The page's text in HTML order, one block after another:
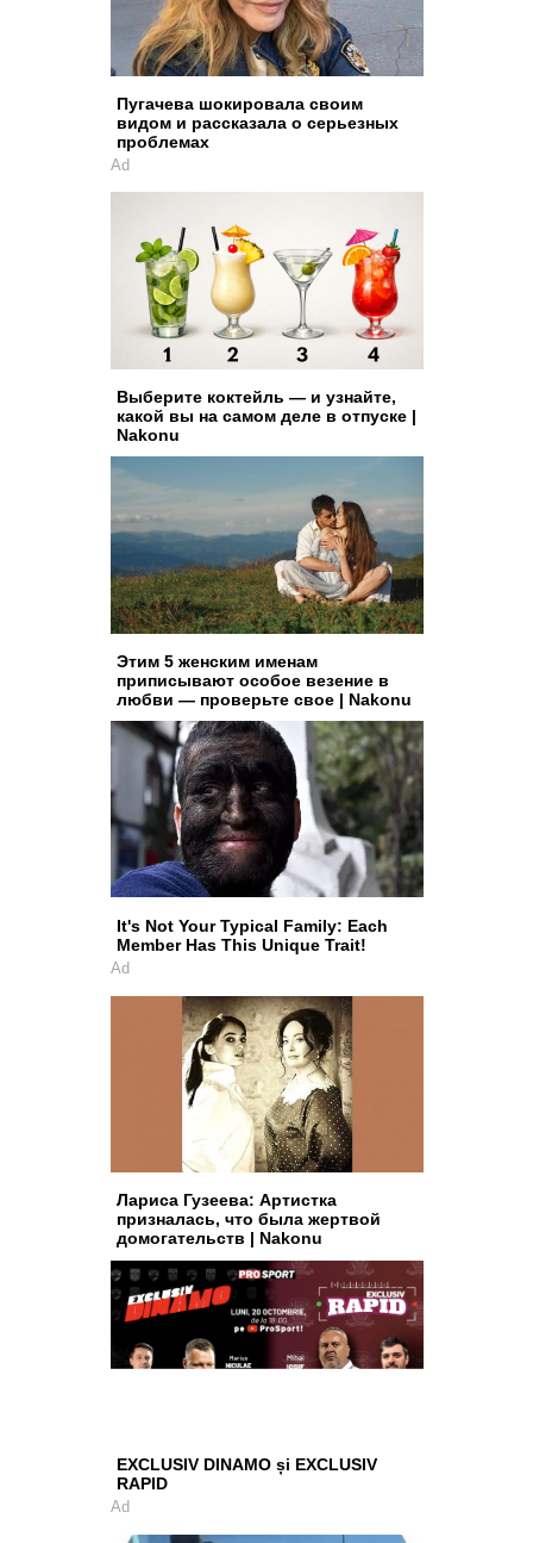
Пугачева шокировала своим
видом и рассказала о серьезных
проблемах
Ad
Выберите коктейль — и узнайте,
какой вы на самом деле в отпуске |
Nakonu
Этим 5 женским именам
приписывают особое везение в
любви — проверьте свое | Nakonu
It's Not Your Typical Family: Each
Member Has This Unique Trait!
Ad
Лариса Гузеева: Артистка
призналась, что была жертвой
домогательств | Nakonu
EXCLUSIV DINAMO și EXCLUSIV
RAPID
Ad